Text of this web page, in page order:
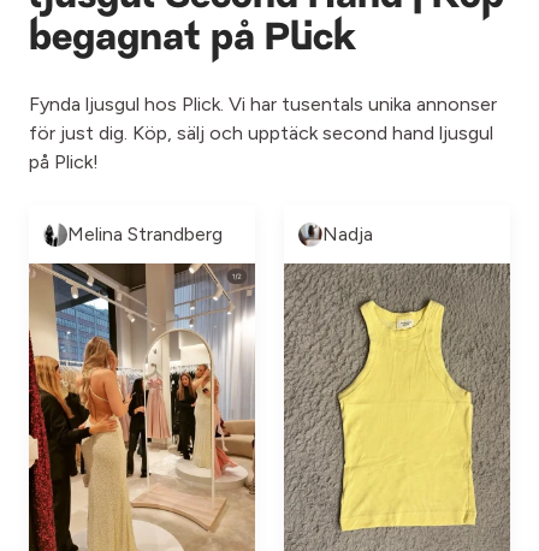
begagnat på Plick
Fynda ljusgul hos Plick. Vi har tusentals unika annonser
för just dig. Köp, sälj och upptäck second hand ljusgul
på Plick!
Melina Strandberg Nadja